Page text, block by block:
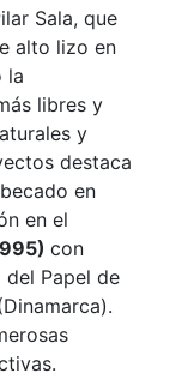
Sala, que
alto lizo en
la
libres y
y
destaca
en
en el
con
del Papel de